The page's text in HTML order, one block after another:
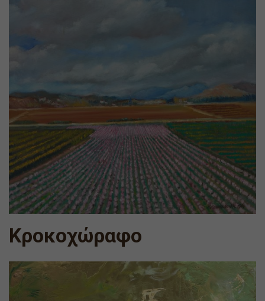
Κροκοχώραφο